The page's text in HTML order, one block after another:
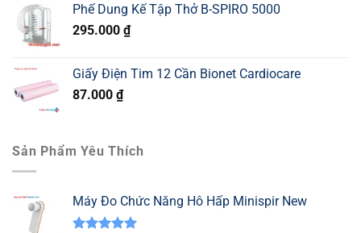
là:
tại
Phế Dung Kế Tập Thở B-SPIRO 5000
295.000 ₫
Giấy Điện Tim 12 Cần Bionet Cardiocare
87.000 ₫
Sản Phẩm Yêu Thích
Máy Đo Chức Năng Hô Hấp Minispir New